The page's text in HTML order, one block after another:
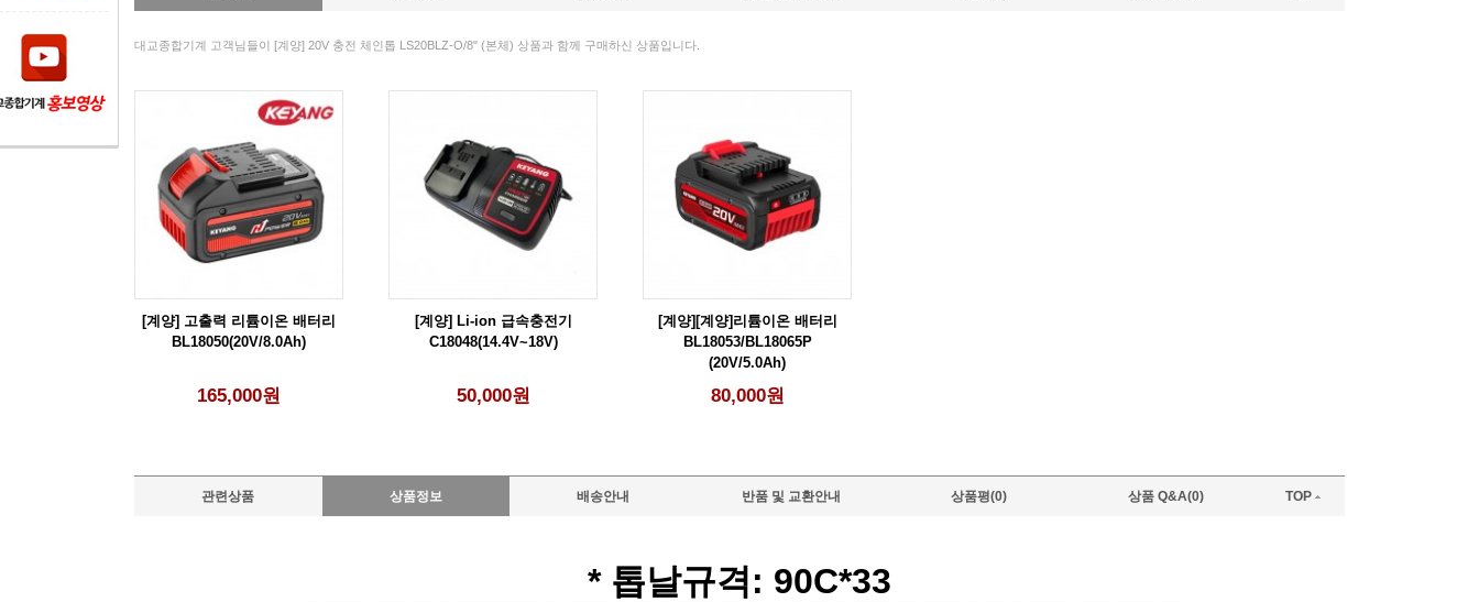
대교종합기계 고객님들이 [계양] 20V 충전 체인톱 LS20BLZ-O/8" (본체) 상품과 함께 구매하신 상품입니다.
[계양] 고출력 리튬이온 배터리
BL18050(20V/8.0Ah)
165,000원
[계양] Li-ion 급속충전기
C18048(14.4V~18V)
50,000원
[계양][계양]리튬이온 배터리
BL18053/BL18065P
(20V/5.0Ah)
80,000원
관련상품 상품정보 배송안내 반품 및 교환안내 상품평(0) 상품 Q&A(0) TOP
* 톱날규격: 90C*33